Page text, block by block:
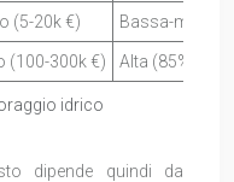
idrico
(5-20k €) Bassa-media
(100-300k €) Alta (85%)
dipende quindi da